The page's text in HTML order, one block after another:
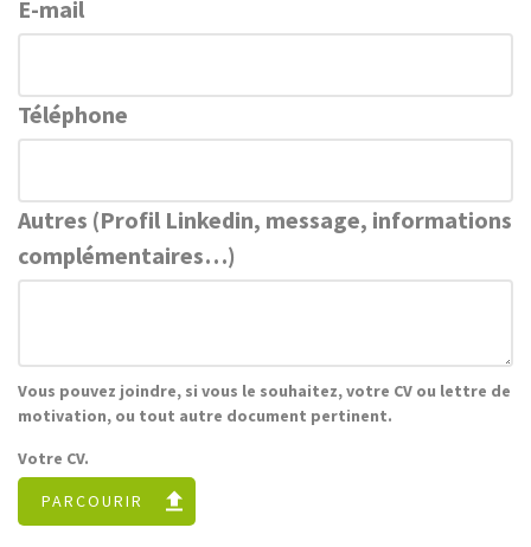
E-mail
Téléphone
Autres (Profil Linkedin, message, informations
complémentaires…)
Vous pouvez joindre, si vous le souhaitez, votre CV ou lettre de
motivation, ou tout autre document pertinent.
Votre CV.
PARCOURIR